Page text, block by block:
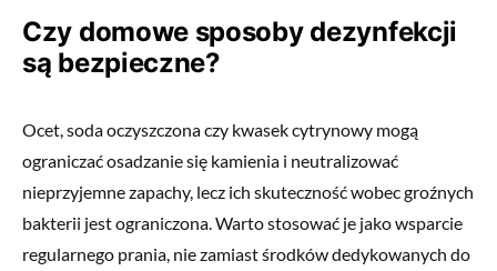
Czy domowe sposoby dezynfekcji
są bezpieczne?
Ocet, soda oczyszczona czy kwasek cytrynowy mogą
ograniczać osadzanie się kamienia i neutralizować
nieprzyjemne zapachy, lecz ich skuteczność wobec groźnych
bakterii jest ograniczona. Warto stosować je jako wsparcie
regularnego prania, nie zamiast środków dedykowanych do